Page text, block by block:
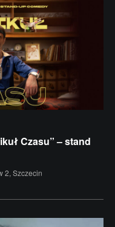
Czasu” – stand
2, Szczecin